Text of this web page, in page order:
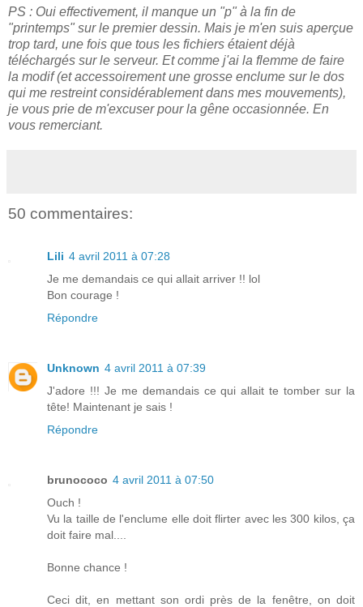
PS : Oui effectivement, il manque un "p" à la fin de
"printemps" sur le premier dessin. Mais je m'en suis aperçue
trop tard, une fois que tous les fichiers étaient déjà
téléchargés sur le serveur. Et comme j'ai la flemme de faire
la modif (et accessoirement une grosse enclume sur le dos
qui me restreint considérablement dans mes mouvements),
je vous prie de m'excuser pour la gêne occasionnée. En
vous remerciant.
50 commentaires:
Lili 4 avril 2011 à 07:28
Je me demandais ce qui allait arriver !! lol
Bon courage !
Répondre
Unknown 4 avril 2011 à 07:39
J'adore !!! Je me demandais ce qui allait te tomber sur la
tête! Maintenant je sais !
Répondre
brunococo 4 avril 2011 à 07:50
Ouch !
Vu la taille de l'enclume elle doit flirter avec les 300 kilos, ça
doit faire mal....
Bonne chance !
Ceci dit, en mettant son ordi près de la fenêtre, on doit